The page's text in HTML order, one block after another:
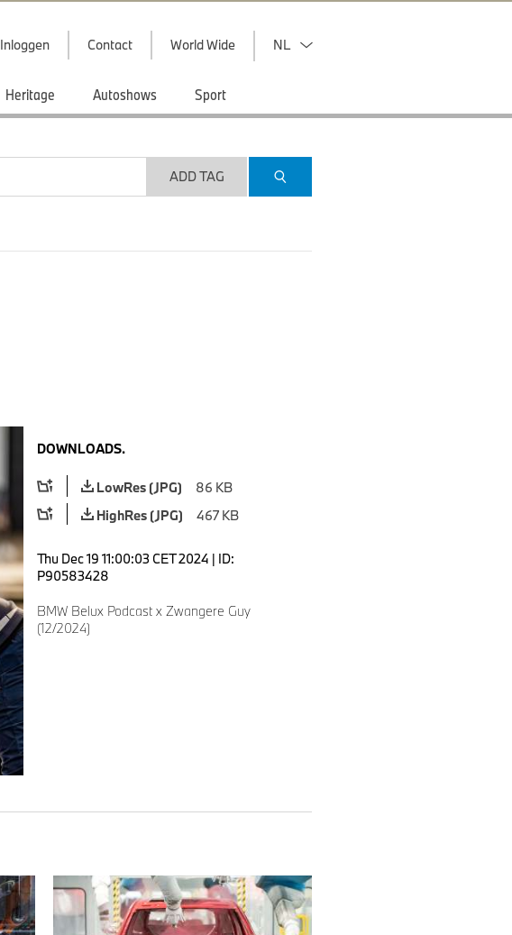
Inloggen Contact World Wide NL
Heritage Autoshows Sport
ADD TAG
DOWNLOADS.
LowRes (JPG)
86 KB
HighRes (JPG)
467 KB
Thu Dec 19 11:00:03 CET 2024 | ID:
P90583428
BMW Belux Podcast x Zwangere Guy
(12/2024)